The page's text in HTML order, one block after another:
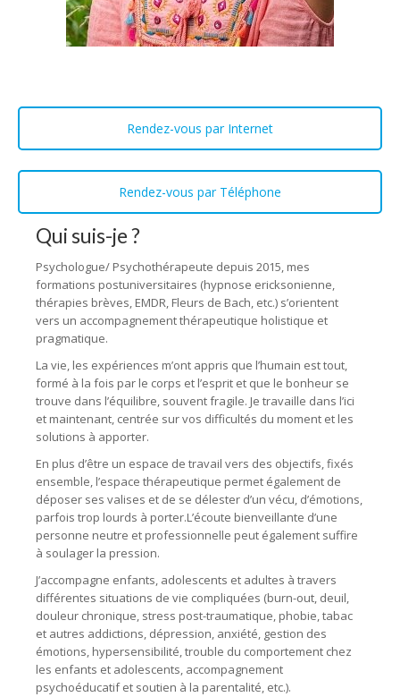
Qui suis-je ?
Psychologue/ Psychothérapeute depuis 2015, mes
formations postuniversitaires (hypnose ericksonienne,
thérapies brèves, EMDR, Fleurs de Bach, etc.) s’orientent
vers un accompagnement thérapeutique holistique et
pragmatique.
La vie, les expériences m’ont appris que l’humain est tout,
formé à la fois par le corps et l’esprit et que le bonheur se
trouve dans l’équilibre, souvent fragile. Je travaille dans l’ici
et maintenant, centrée sur vos difficultés du moment et les
solutions à apporter.
En plus d’être un espace de travail vers des objectifs, fixés
ensemble, l’espace thérapeutique permet également de
déposer ses valises et de se délester d’un vécu, d’émotions,
parfois trop lourds à porter.L’écoute bienveillante d’une
personne neutre et professionnelle peut également suffire
à soulager la pression.
J’accompagne enfants, adolescents et adultes à travers
différentes situations de vie compliquées (burn-out, deuil,
douleur chronique, stress post-traumatique, phobie, tabac
et autres addictions, dépression, anxiété, gestion des
émotions, hypersensibilité, trouble du comportement chez
les enfants et adolescents, accompagnement
psychoéducatif et soutien à la parentalité, etc.).
Rendez-vous par Internet
Rendez-vous par Téléphone